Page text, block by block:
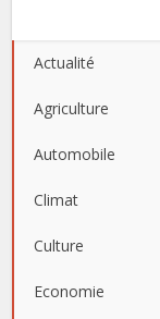
Actualité
Agriculture
Automobile
Climat
Culture
Economie